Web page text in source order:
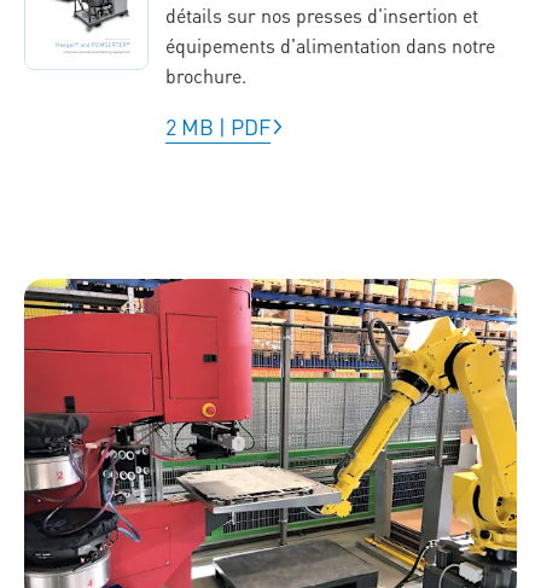
détails sur nos presses d'insertion et
équipements d'alimentation dans notre
brochure.
2 MB | PDF